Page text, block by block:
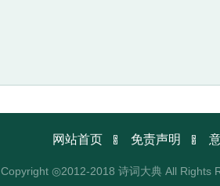
网站首页  免责声明 
Copyright ◎2012-2018 诗词大典 All Rights